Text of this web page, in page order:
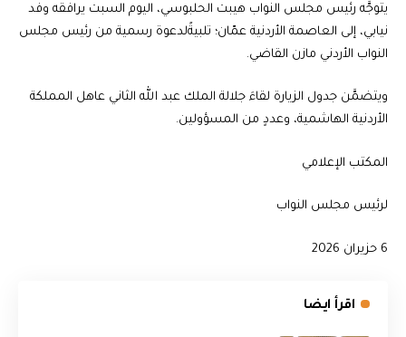
يتوجَّه رئيس مجلس النواب هيبت الحلبوسي، اليوم السبت يرافقه وفد
نيابي، إلى العاصمة الأردنية عمّان؛ تلبيةًلدعوة رسمية من رئيس مجلس
النواب الأردني مازن القاضي.
ويتضمَّن جدول الزيارة لقاءَ جلالة الملك عبد الله الثاني عاهل المملكة
الأردنية الهاشمية، وعددٍ من المسؤولين.
المكتب الإعلامي
لرئيس مجلس النواب
6 حزيران 2026
اقرأ ايضا